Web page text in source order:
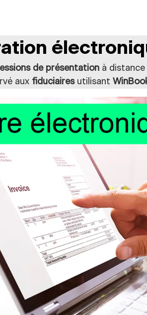
de présentation à distance
aux fiduciaires utilisant